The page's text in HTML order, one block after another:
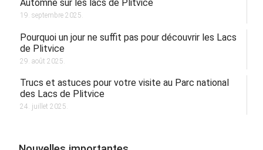
Automne sur les lacs de Plitvice
19. septembre 2025.
Pourquoi un jour ne suffit pas pour découvrir les Lacs
de Plitvice
29. août 2025.
Trucs et astuces pour votre visite au Parc national
des Lacs de Plitvice
24. juillet 2025.